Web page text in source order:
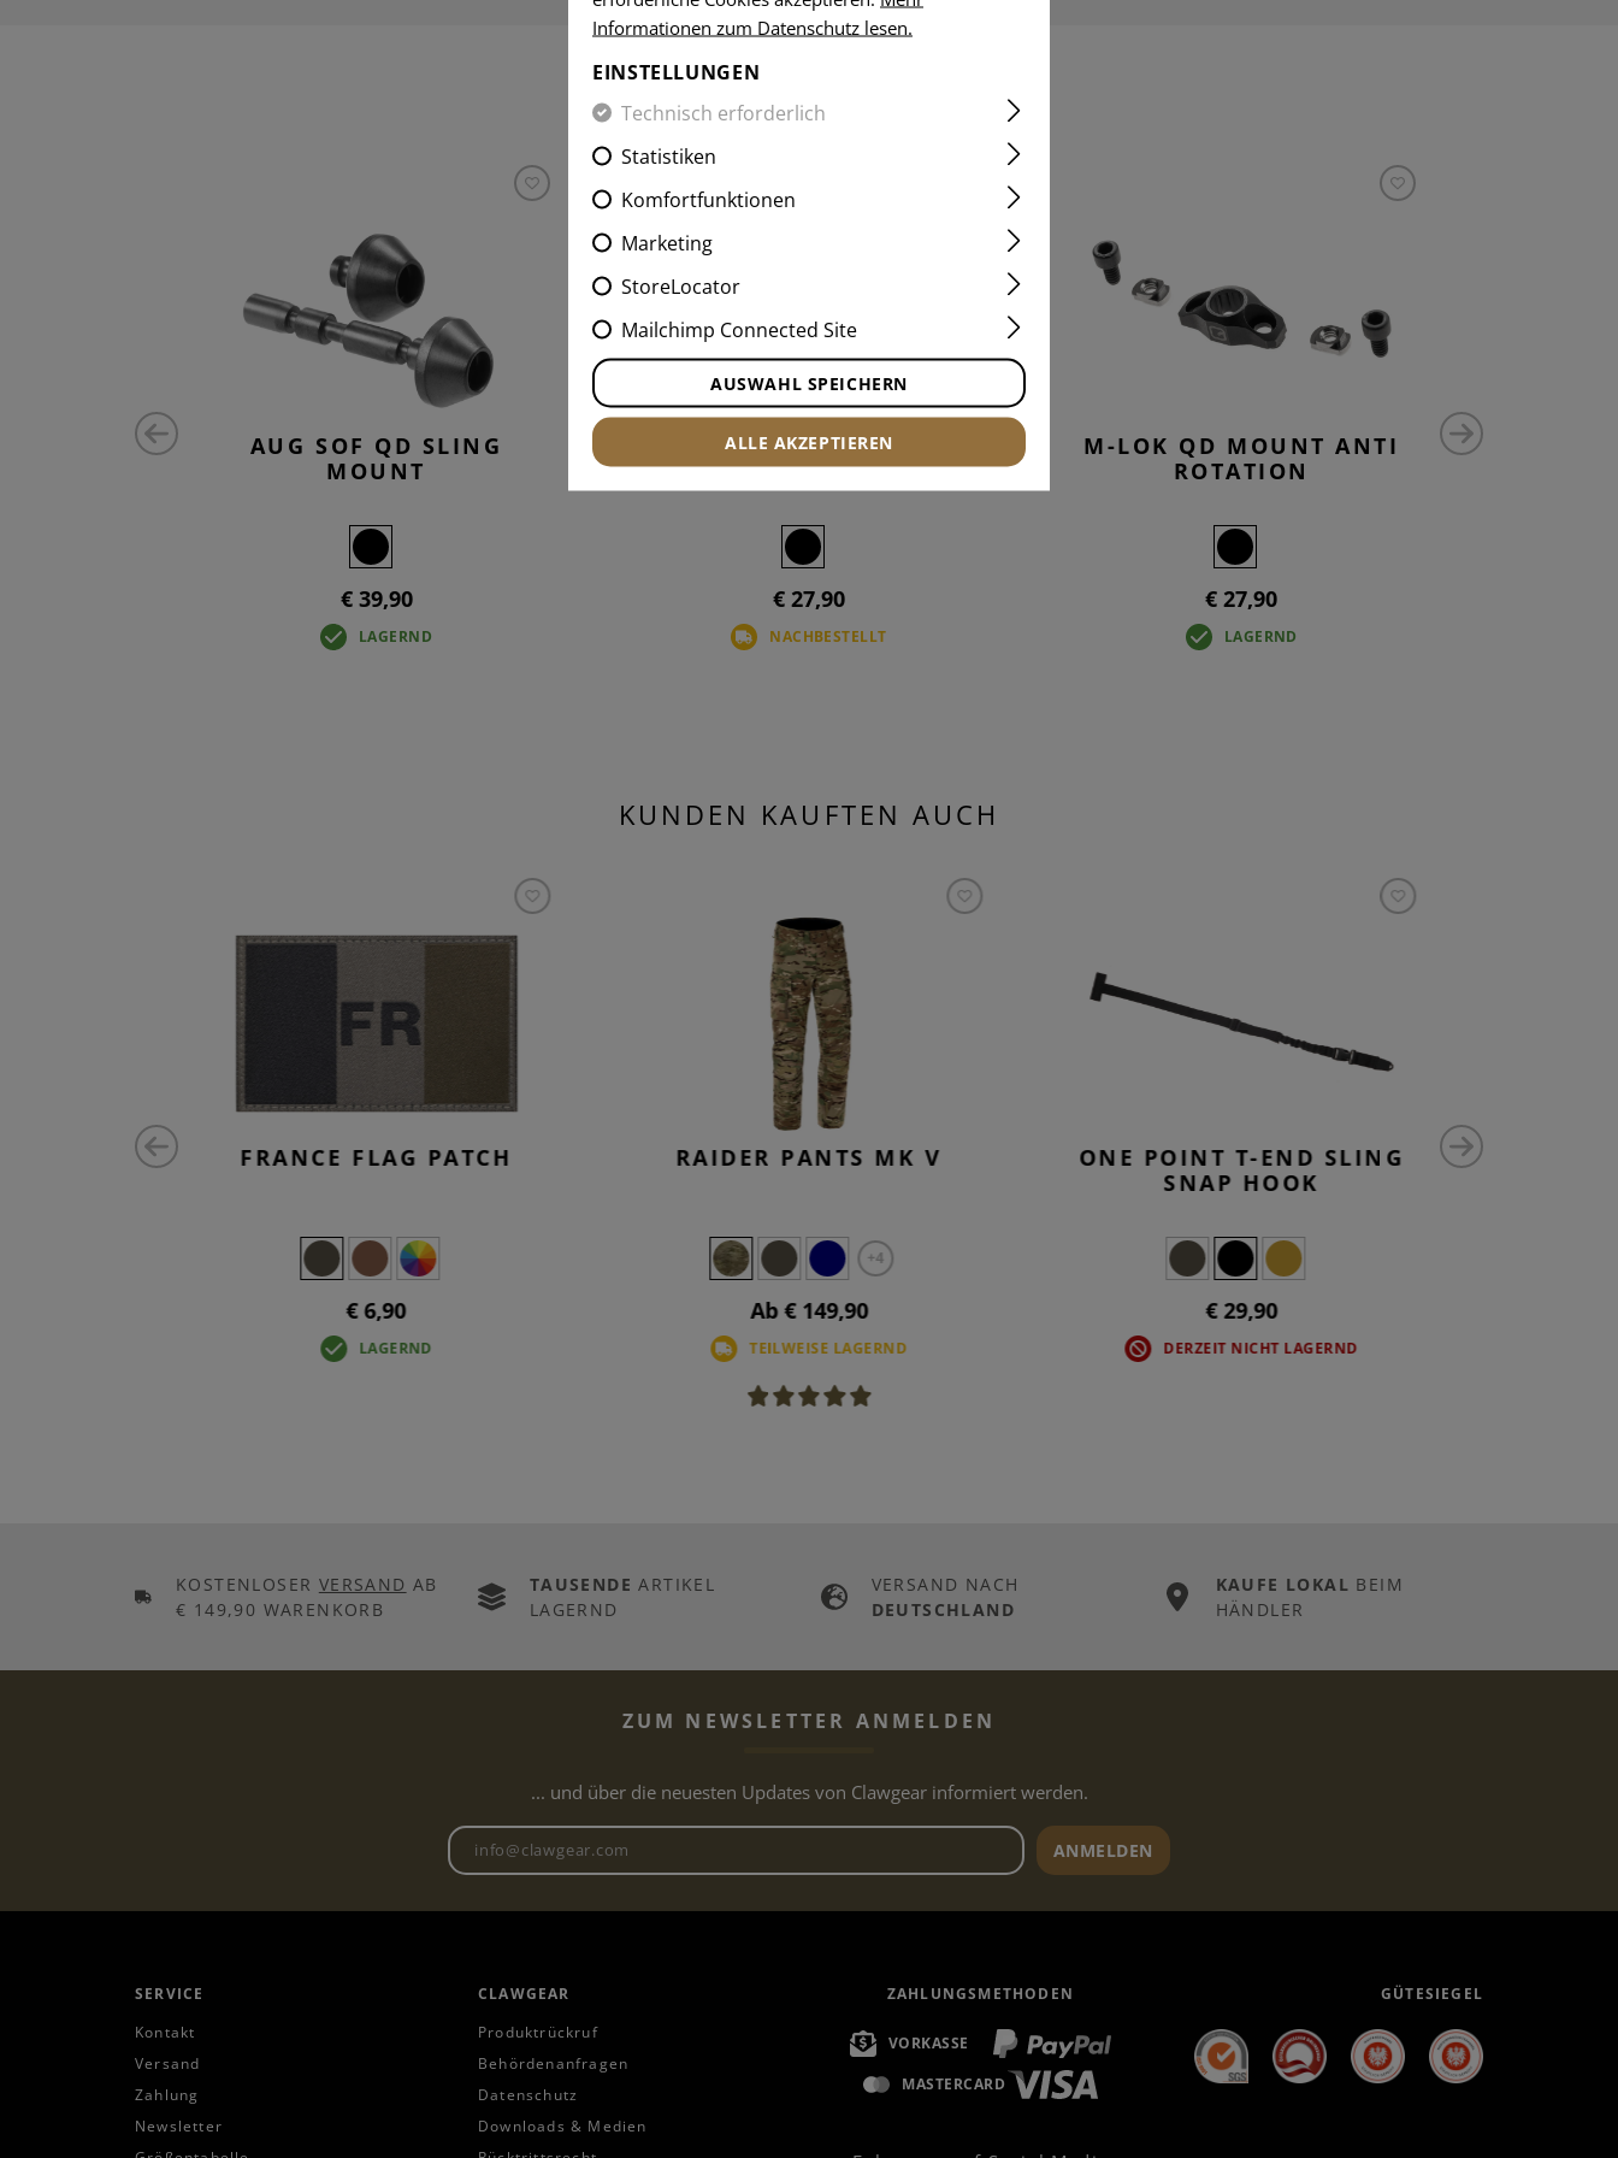
INTERESSANTE PRODUKTE
AUG SOF QD SLING
MOUNT
€ 39,90
LAGERND
M-LOK QD MOUNT
€ 27,90
NACHBESTELLT
M-LOK QD MOUNT ANTI
ROTATION
€ 27,90
LAGERND
KUNDEN KAUFTEN AUCH
FRANCE FLAG PATCH
€ 6,90
LAGERND
RAIDER PANTS MK V
+4
Ab € 149,90
TEILWEISE LAGERND
ONE POINT T-END SLING
SNAP HOOK
€ 29,90
DERZEIT NICHT LAGERND
KOSTENLOSER VERSAND AB
€ 149,90 WARENKORB
TAUSENDE ARTIKEL
LAGERND
VERSAND NACH
DEUTSCHLAND
KAUFE LOKAL BEIM
HÄNDLER
ZUM NEWSLETTER ANMELDEN
... und über die neuesten Updates von Clawgear informiert werden.
Newsletter E-Mail-Adresse ANMELDEN
SERVICE
Kontakt
Versand
Zahlung
Newsletter
CLAWGEAR
Produktrückruf
Behördenanfragen
Datenschutz
Downloads & Medien
ZAHLUNGSMETHODEN
VORKASSE
MASTERCARD
GÜTESIEGEL
Informationen zum Datenschutz lesen.
EINSTELLUNGEN
Technisch erforderlich
Statistiken
Komfortfunktionen
Marketing
StoreLocator
Mailchimp Connected Site
AUSWAHL SPEICHERN
ALLE AKZEPTIEREN